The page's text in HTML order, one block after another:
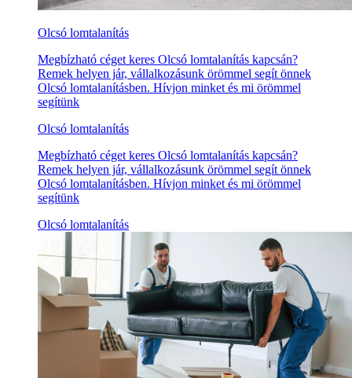
Olcsó lomtalanítás
Megbízható céget keres Olcsó lomtalanítás kapcsán?
Remek helyen jár, vállalkozásunk örömmel segít önnek
Olcsó lomtalanításben. Hívjon minket és mi örömmel
segítünk
Olcsó lomtalanítás
Megbízható céget keres Olcsó lomtalanítás kapcsán?
Remek helyen jár, vállalkozásunk örömmel segít önnek
Olcsó lomtalanításben. Hívjon minket és mi örömmel
segítünk
Olcsó lomtalanítás